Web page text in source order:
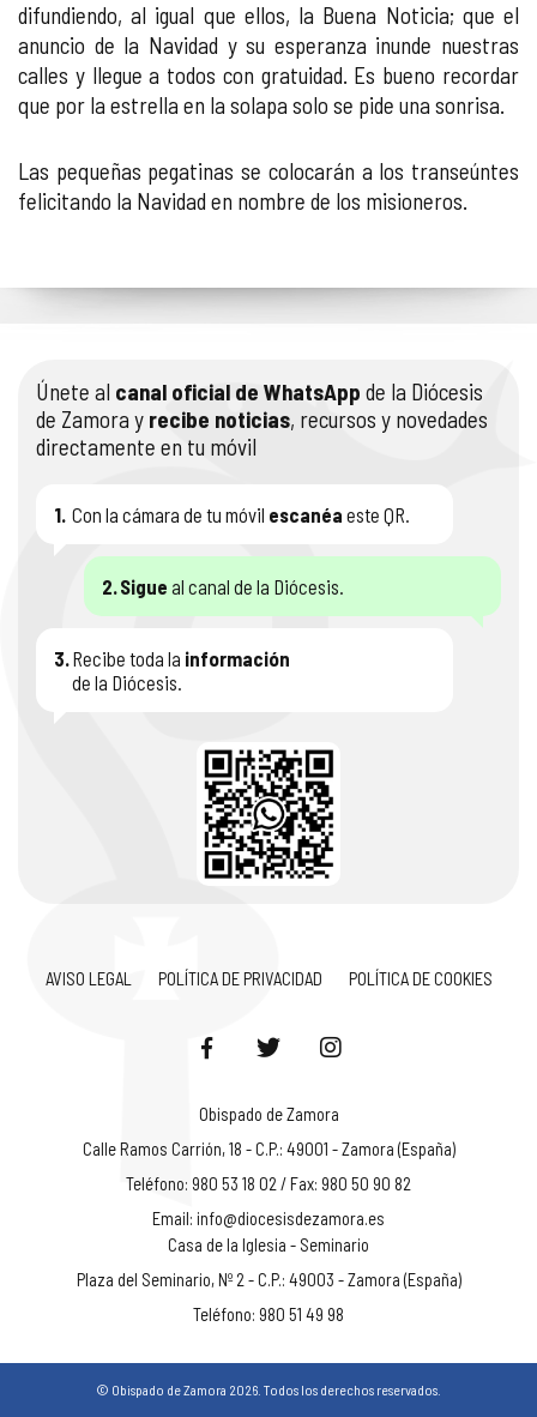
difundiendo, al igual que ellos, la Buena Noticia; que el
anuncio de la Navidad y su esperanza inunde nuestras
calles y llegue a todos con gratuidad. Es bueno recordar
que por la estrella en la solapa solo se pide una sonrisa.
Las pequeñas pegatinas se colocarán a los transeúntes
felicitando la Navidad en nombre de los misioneros.
Únete al canal oficial de WhatsApp de la Diócesis
de Zamora y recibe noticias, recursos y novedades
directamente en tu móvil
1. Con la cámara de tu móvil escanéa este QR.
2.Sigue al canal de la Diócesis.
3.Recibe toda la información
de la Diócesis.
AVISO LEGAL POLÍTICA DE PRIVACIDAD POLÍTICA DE COOKIES
Obispado de Zamora
Calle Ramos Carrión, 18 - C.P.: 49001 - Zamora (España)
Teléfono: 980 53 18 02 / Fax: 980 50 90 82
Email: info@diocesisdezamora.es
Casa de la Iglesia - Seminario
Plaza del Seminario, Nº 2 - C.P.: 49003 - Zamora (España)
Teléfono: 980 51 49 98
© Obispado de Zamora 2026. Todos los derechos reservados.